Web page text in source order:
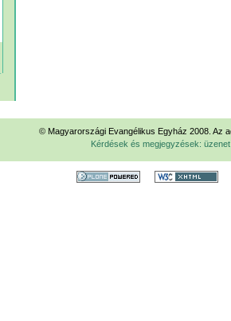
© Magyarországi Evangélikus Egyház 2008. Az
Kérdések és megjegyzések: